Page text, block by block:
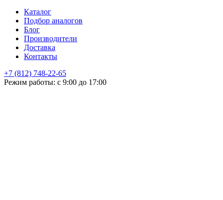
Каталог
Подбор аналогов
Блог
Производители
Доставка
Контакты
+7 (812) 748-22-65
Режим работы: с 9:00 до 17:00
НЕ НАШЛИ ЧТО ИСКАЛИ